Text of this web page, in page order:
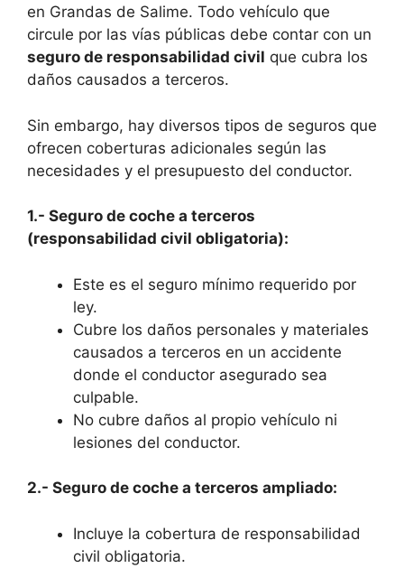
en Grandas de Salime. Todo vehículo que
circule por las vías públicas debe contar con un
seguro de responsabilidad civil que cubra los
daños causados a terceros.
Sin embargo, hay diversos tipos de seguros que
ofrecen coberturas adicionales según las
necesidades y el presupuesto del conductor.
1.- Seguro de coche a terceros
(responsabilidad civil obligatoria):
Este es el seguro mínimo requerido por
ley.
Cubre los daños personales y materiales
causados a terceros en un accidente
donde el conductor asegurado sea
culpable.
No cubre daños al propio vehículo ni
lesiones del conductor.
2.- Seguro de coche a terceros ampliado:
Incluye la cobertura de responsabilidad
civil obligatoria.